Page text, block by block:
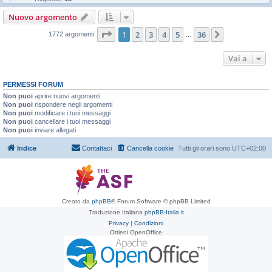
Nuovo argomento
1772 argomenti Pagina di 36
1 2 3 4 5 36
Vai a
PERMESSI FORUM
Non puoi aprire nuovi argomenti
Non puoi rispondere negli argomenti
Non puoi modificare i tuoi messaggi
Non puoi cancellare i tuoi messaggi
Non puoi inviare allegati
Indice Tutti gli orari sono UTC+02:00
Cancella cookie
Contattaci
Creato da phpBB® Forum Software © phpBB Limited
Traduzione Italiana phpBB-Italia.it
Privacy | Condizioni
Ottieni OpenOffice